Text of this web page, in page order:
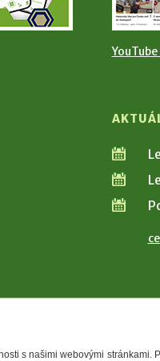
s našimi webovými stránkami.